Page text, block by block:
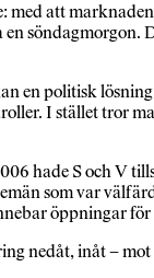
att
en politisk
I stället tror
hade S och
som var
öppningar
nedåt, inåt –